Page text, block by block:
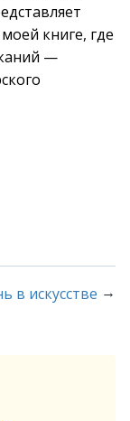
книге, где
—
в искусстве →